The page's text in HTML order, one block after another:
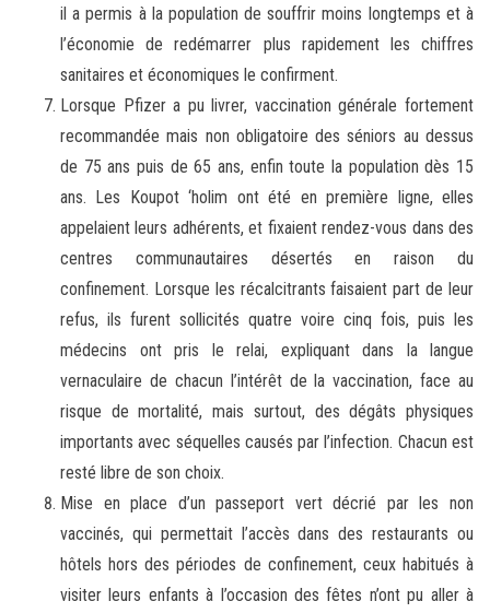
il a permis à la population de souffrir moins longtemps et à
l’économie de redémarrer plus rapidement les chiffres
sanitaires et économiques le confirment.
Lorsque Pfizer a pu livrer, vaccination générale fortement
recommandée mais non obligatoire des séniors au dessus
de 75 ans puis de 65 ans, enfin toute la population dès 15
ans. Les Koupot ‘holim ont été en première ligne, elles
appelaient leurs adhérents, et fixaient rendez-vous dans des
centres communautaires désertés en raison du
confinement. Lorsque les récalcitrants faisaient part de leur
refus, ils furent sollicités quatre voire cinq fois, puis les
médecins ont pris le relai, expliquant dans la langue
vernaculaire de chacun l’intérêt de la vaccination, face au
risque de mortalité, mais surtout, des dégâts physiques
importants avec séquelles causés par l’infection. Chacun est
resté libre de son choix.
Mise en place d’un passeport vert décrié par les non
vaccinés, qui permettait l’accès dans des restaurants ou
hôtels hors des périodes de confinement, ceux habitués à
visiter leurs enfants à l’occasion des fêtes n’ont pu aller à